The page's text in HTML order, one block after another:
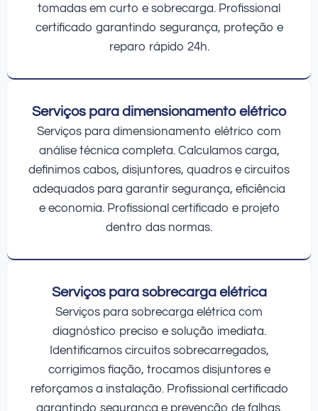
tomadas em curto e sobrecarga. Profissional
certificado garantindo segurança, proteção e
reparo rápido 24h.
Serviços para dimensionamento elétrico
Serviços para dimensionamento elétrico com
análise técnica completa. Calculamos carga,
definimos cabos, disjuntores, quadros e circuitos
adequados para garantir segurança, eficiência
e economia. Profissional certificado e projeto
dentro das normas.
Serviços para sobrecarga elétrica
Serviços para sobrecarga elétrica com
diagnóstico preciso e solução imediata.
Identificamos circuitos sobrecarregados,
corrigimos fiação, trocamos disjuntores e
reforçamos a instalação. Profissional certificado
garantindo segurança e prevenção de falhas.